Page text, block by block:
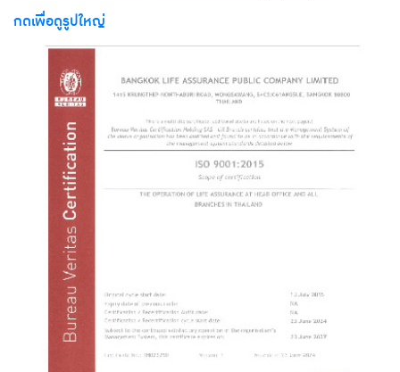
​กดเพื่อดูรูปใหญ่